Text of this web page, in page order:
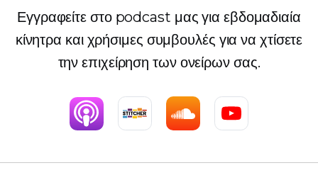
Εγγραφείτε στο podcast μας για εβδομαδιαία
κίνητρα και χρήσιμες συμβουλές για να χτίσετε
την επιχείρηση των ονείρων σας.